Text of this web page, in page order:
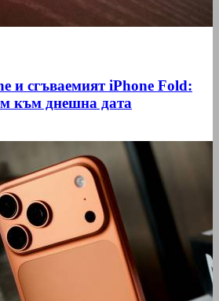
и сгъваемият iPhone Fold:
към днешна дата